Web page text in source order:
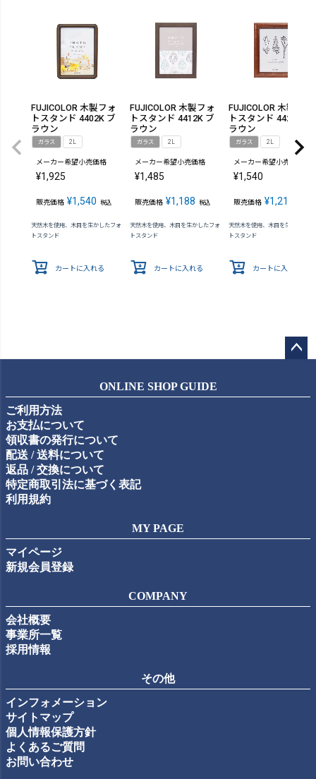
FUJICOLOR 木製フォ
トスタンド 4402K ブ
ラウン
ガラス 2L
メーカー希望小売価格
¥1,925
販売価格 ¥1,540 税込
天然木を使用、木目を生かしたフォ
トスタンド
カートに入れる
FUJICOLOR 木製フォ
トスタンド 4412K ブ
ラウン
ガラス 2L
メーカー希望小売価格
¥1,485
販売価格 ¥1,188 税込
天然木を使用、木目を生かしたフォ
トスタンド
カートに入れる
FUJICOLOR 木製フォ
トスタンド 4422K ブ
ラウン
ガラス 2L
メーカー希望小売価格
¥1,540
販売価格 ¥1,210
天然木を使用、木目を生かしたフ
トスタンド
カートに入れる
ップ
ONLINE SHOP GUIDE
ご利用方法
お支払について
領収書の発行について
配送 / 送料について
返品 / 交換について
特定商取引法に基づく表記
利用規約
MY PAGE
マイページ
新規会員登録
COMPANY
会社概要
事業所一覧
採用情報
その他
インフォメーション
サイトマップ
個人情報保護方針
よくあるご質問
お問い合わせ